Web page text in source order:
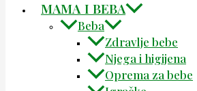
MAMA I BEBA
Beba
Zdravlje bebe
Njega i higijena
Oprema za bebe